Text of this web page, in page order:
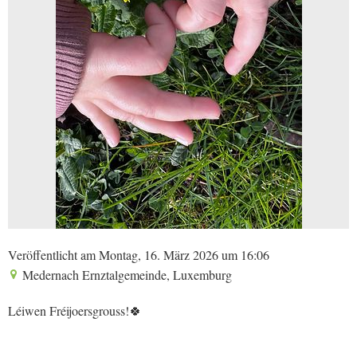
Veröffentlicht am Montag, 16. März 2026 um 16:06
Medernach Ernztalgemeinde, Luxemburg
Léiwen Fréijoersgrouss!🍀